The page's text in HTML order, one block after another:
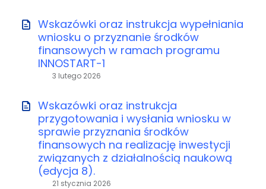
Wskazówki oraz instrukcja wypełniania
wniosku o przyznanie środków
finansowych w ramach programu
INNOSTART-1
3 lutego 2026
Wskazówki oraz instrukcja
przygotowania i wysłania wniosku w
sprawie przyznania środków
finansowych na realizację inwestycji
związanych z działalnością naukową
(edycja 8).
21 stycznia 2026